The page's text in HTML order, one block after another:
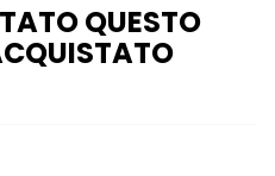
QUESTO